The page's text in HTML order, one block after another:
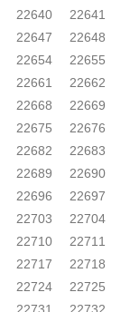
22640
22641
22647
22648
22654
22655
22661
22662
22668
22669
22675
22676
22682
22683
22689
22690
22696
22697
22703
22704
22710
22711
22717
22718
22724
22725